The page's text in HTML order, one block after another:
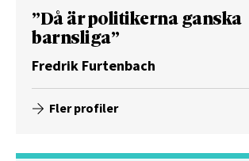
”Då är politikerna ganska
barnsliga”
Fredrik Furtenbach
Fler profiler